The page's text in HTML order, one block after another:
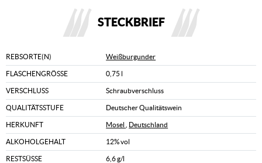
STECKBRIEF
REBSORTE(N) Weißburgunder
FLASCHENGRÖSSE 0,75 l
VERSCHLUSS Schraubverschluss
QUALITÄTSSTUFE Deutscher Qualitätswein
HERKUNFT Mosel Deutschland
ALKOHOLGEHALT 12% vol
RESTSÜSSE 6,6 g/l